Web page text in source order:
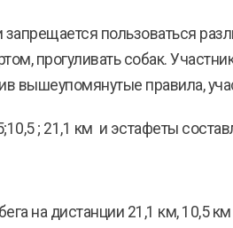
пользоваться
прогуливать собак.
вышеупомянутые правила,
; 21,1 км и эстафеты
на дистанции 21,1 км, 10,5